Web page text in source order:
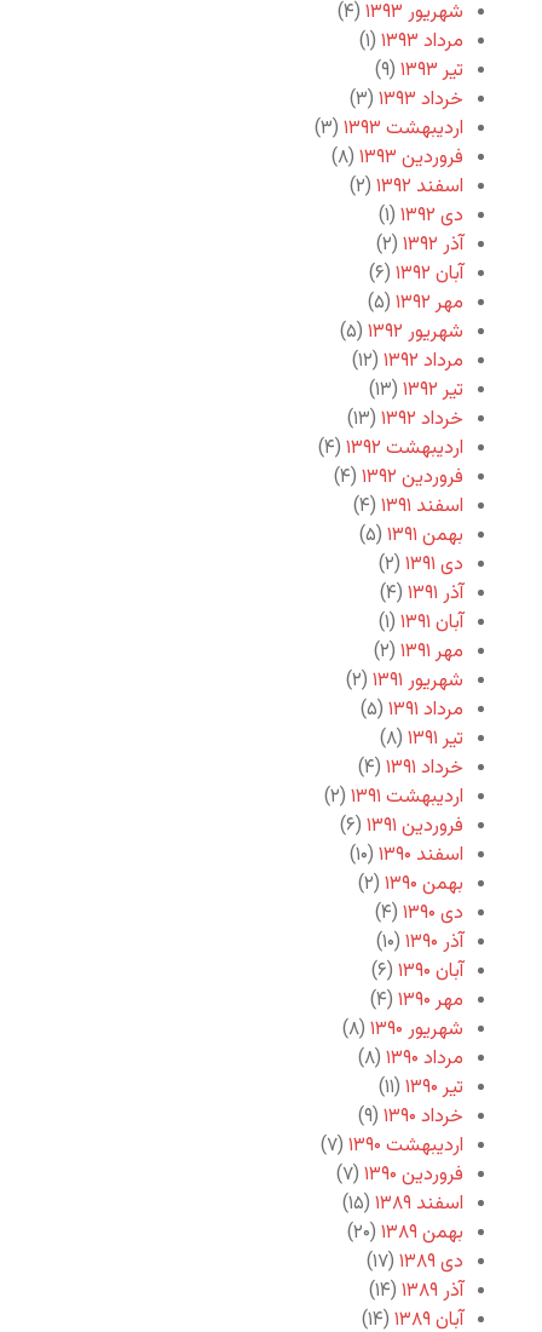
شهریور ۱۳۹۳
(۴)
مرداد ۱۳۹۳
(۱)
تیر ۱۳۹۳
(۹)
خرداد ۱۳۹۳
(۳)
اردیبهشت ۱۳۹۳
(۳)
فروردین ۱۳۹۳
(۸)
اسفند ۱۳۹۲
(۲)
دی ۱۳۹۲
(۱)
آذر ۱۳۹۲
(۲)
آبان ۱۳۹۲
(۶)
مهر ۱۳۹۲
(۵)
شهریور ۱۳۹۲
(۵)
مرداد ۱۳۹۲
(۱۲)
تیر ۱۳۹۲
(۱۳)
خرداد ۱۳۹۲
(۱۳)
اردیبهشت ۱۳۹۲
(۴)
فروردین ۱۳۹۲
(۴)
اسفند ۱۳۹۱
(۴)
بهمن ۱۳۹۱
(۵)
دی ۱۳۹۱
(۲)
آذر ۱۳۹۱
(۴)
آبان ۱۳۹۱
(۱)
مهر ۱۳۹۱
(۲)
شهریور ۱۳۹۱
(۲)
مرداد ۱۳۹۱
(۵)
تیر ۱۳۹۱
(۸)
خرداد ۱۳۹۱
(۴)
اردیبهشت ۱۳۹۱
(۲)
فروردین ۱۳۹۱
(۶)
اسفند ۱۳۹۰
(۱۰)
بهمن ۱۳۹۰
(۲)
دی ۱۳۹۰
(۴)
آذر ۱۳۹۰
(۱۰)
آبان ۱۳۹۰
(۶)
مهر ۱۳۹۰
(۴)
شهریور ۱۳۹۰
(۸)
مرداد ۱۳۹۰
(۸)
تیر ۱۳۹۰
(۱۱)
خرداد ۱۳۹۰
(۹)
اردیبهشت ۱۳۹۰
(۷)
فروردین ۱۳۹۰
(۷)
اسفند ۱۳۸۹
(۱۵)
بهمن ۱۳۸۹
(۲۰)
دی ۱۳۸۹
(۱۷)
آذر ۱۳۸۹
(۱۴)
آبان ۱۳۸۹
(۱۴)